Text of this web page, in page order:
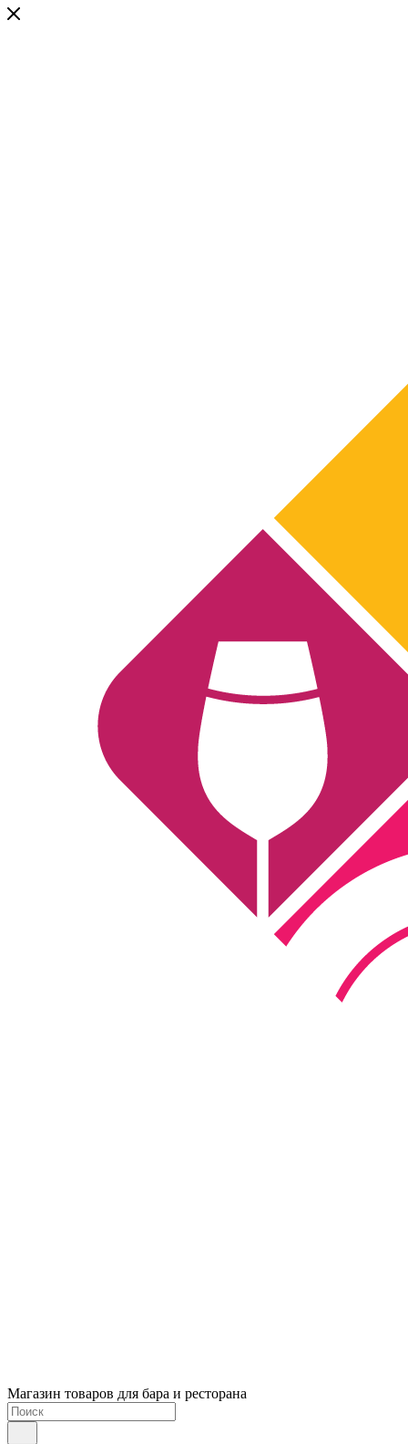
Магазин товаров для бара и ресторана